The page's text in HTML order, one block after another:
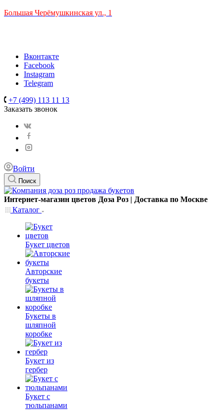
Большая Черёмушкинская ул., 1
Вконтакте
Facebook
Instagram
Telegram
+7 (499) 113 11 13
Заказать звонок
Войти
Поиск
Интернет-магазин цветов Доза Роз | Доставка по Москве
Каталог
Букет цветов
Авторские
букеты
Букеты в
шляпной
коробке
Букет из
гербер
Букет с
тюльпанами